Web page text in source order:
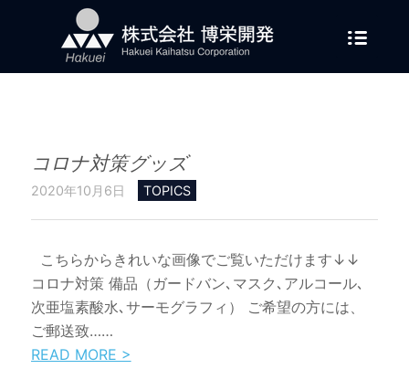
コロナ対策グッズ
2020年10月6日 TOPICS
こちらからきれいな画像でご覧いただけます↓↓
コロナ対策 備品（ガードバン､マスク､アルコール､
次亜塩素酸水､サーモグラフィ） ご希望の方には、
ご郵送致……
READ MORE >